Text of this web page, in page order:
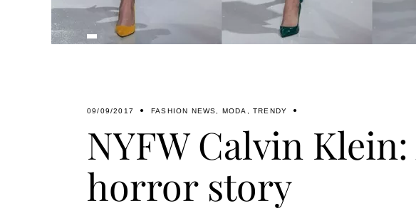
09/09/2017 FASHION NEWS MODA ,TRENDY
NYFW Calvin
horror story